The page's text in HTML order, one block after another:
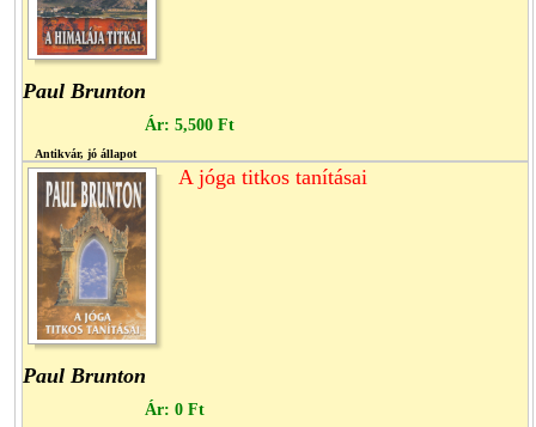
Paul Brunton
Ár: 5,500 Ft
Antikvár, jó állapot
A jóga titkos tanításai
Paul Brunton
Ár: 0 Ft